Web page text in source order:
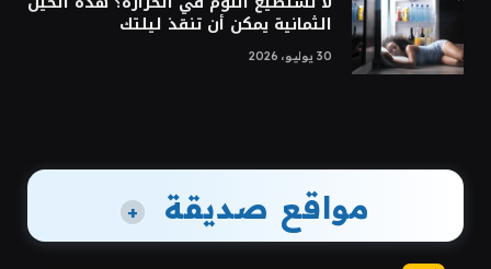
الثمانية يمكن أن تنقذ ليلتك
30 يوليو، 2026
مواقع صديقة +